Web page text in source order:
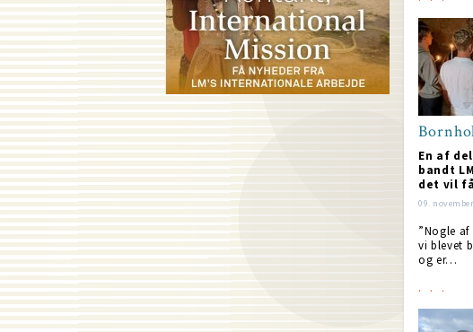
En af
bandt
det vil
09.
”Nogle
vi blevet
og er…